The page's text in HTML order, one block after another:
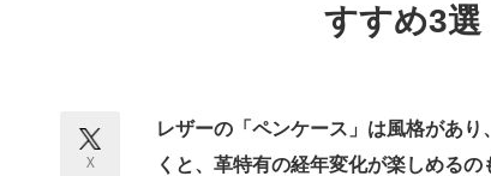
すすめ3選
X
レザーの「ペンケース」は風格があ
くと、革特有の経年変化が楽しめる